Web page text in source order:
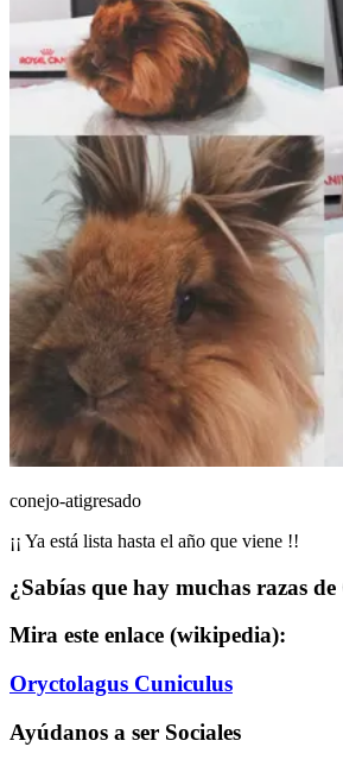
conejo-atigresado
¡¡ Ya está lista hasta el año que viene !!
¿Sabías que hay muchas razas de
Mira este enlace (wikipedia):
Oryctolagus Cuniculus
Ayúdanos a ser Sociales